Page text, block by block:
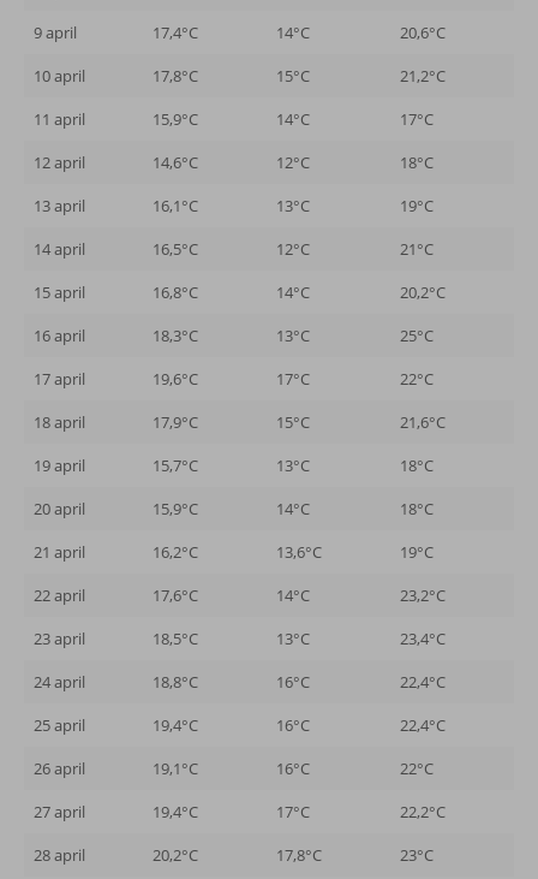
9 april
17,4°C 14°C
20,6°C
10 april
17,8°C 15°C
21,2°C
11 april
15,9°C 14°C
17°C
12 april
14,6°C 12°C
18°C
13 april
16,1°C 13°C
19°C
14 april
16,5°C 12°C
21°C
15 april
16,8°C 14°C
20,2°C
16 april
18,3°C 13°C
25°C
17 april
19,6°C 17°C
22°C
18 april
17,9°C 15°C
21,6°C
19 april
15,7°C 13°C
18°C
20 april
15,9°C 14°C
18°C
21 april
16,2°C 13,6°C
19°C
22 april
17,6°C 14°C
23,2°C
23 april
18,5°C 13°C
23,4°C
24 april
18,8°C 16°C
22,4°C
25 april
19,4°C 16°C
22,4°C
26 april
19,1°C 16°C
22°C
27 april
19,4°C 17°C
22,2°C
28 april
20,2°C 17,8°C
23°C